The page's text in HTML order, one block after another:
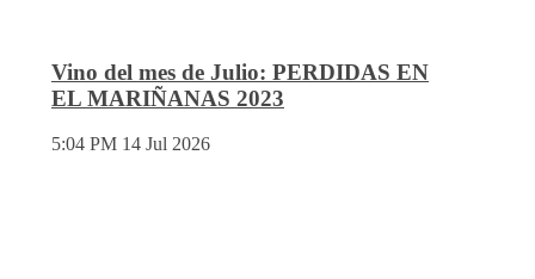
Vino del mes de Julio: PERDIDAS EN
EL MARIÑANAS 2023
5:04 PM 14 Jul 2026